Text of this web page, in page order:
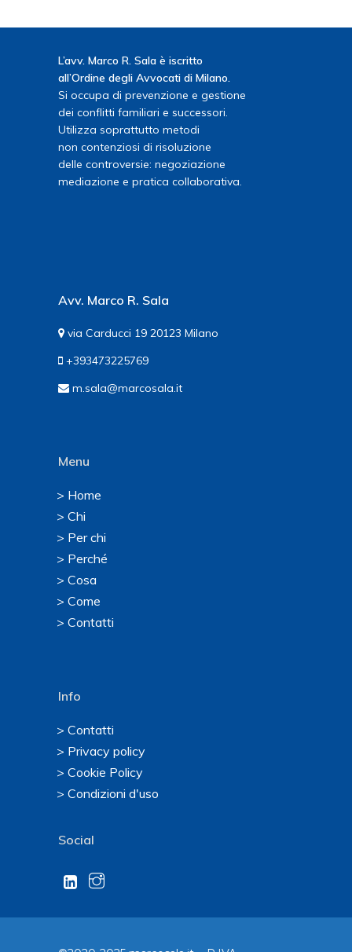
L’avv. Marco R. Sala è iscritto
all’Ordine degli Avvocati di Milano.
Si occupa di prevenzione e gestione
dei conflitti familiari e successori.
Utilizza soprattutto metodi
non contenziosi di risoluzione
delle controversie: negoziazione
mediazione e pratica collaborativa.
Avv. Marco R. Sala
via Carducci 19 20123 Milano
+393473225769
m.sala@marcosala.it
Menu
> Home
> Chi
> Per chi
> Perché
> Cosa
> Come
> Contatti
Info
> Contatti
> Privacy policy
> Cookie Policy
> Condizioni d'uso
Social